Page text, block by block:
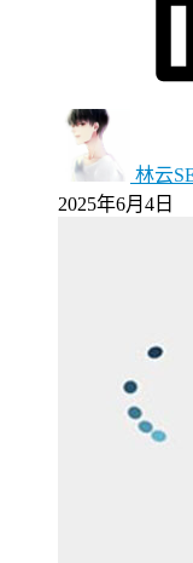
林云
2025年6月4日